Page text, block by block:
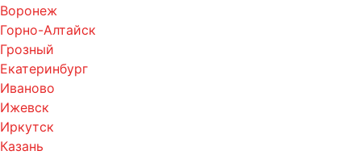
Воронеж
Горно-Алтайск
Грозный
Екатеринбург
Иваново
Ижевск
Иркутск
Казань